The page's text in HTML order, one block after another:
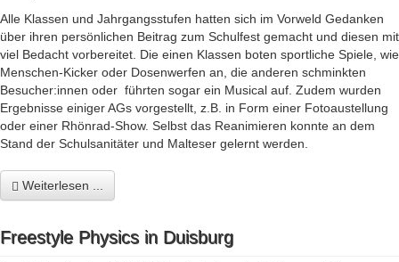
Alle Klassen und Jahrgangsstufen hatten sich im Vorweld Gedanken
über ihren persönlichen Beitrag zum Schulfest gemacht und diesen mit
viel Bedacht vorbereitet. Die einen Klassen boten sportliche Spiele, wie
Menschen-Kicker oder Dosenwerfen an, die anderen schminkten
Besucher:innen oder führten sogar ein Musical auf. Zudem wurden
Ergebnisse einiger AGs vorgestellt, z.B. in Form einer Fotoaustellung
oder einer Rhönrad-Show. Selbst das Reanimieren konnte an dem
Stand der Schulsanitäter und Malteser gelernt werden.
Weiterlesen ...
Freestyle Physics in Duisburg